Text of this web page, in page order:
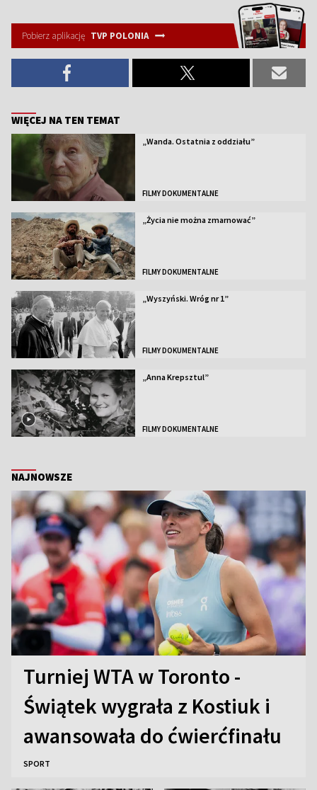
Pobierz aplikację TVP POLONIA
WIĘCEJ NA TEN TEMAT
„Wanda. Ostatnia z oddziału”
FILMY DOKUMENTALNE
„Życia nie można zmarnować”
FILMY DOKUMENTALNE
„Wyszyński. Wróg nr 1”
FILMY DOKUMENTALNE
„Anna Krepsztul”
FILMY DOKUMENTALNE
NAJNOWSZE
Turniej WTA w Toronto -
Świątek wygrała z Kostiuk i
awansowała do ćwierćfinału
SPORT